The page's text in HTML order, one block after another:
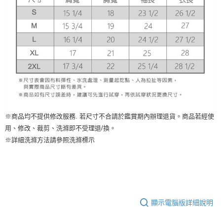
※商品均不提供修改服務. 若尺寸不合請於鑑賞期內辦理退貨。商品若經使
用、修改、裁剪、洗滌即不受理退/換。
※詳細洗滌方法請參照洗滌標示
顯示電腦版詳細說明